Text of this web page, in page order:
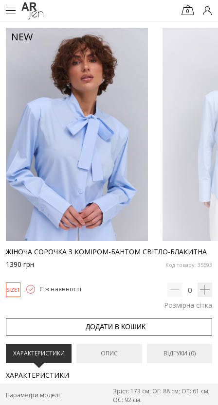
0
NEW
ЖІНОЧА СОРОЧКА З КОМІРОМ-БАНТОМ СВІТЛО-БЛАКИТНА
Код товару: 35593
1390 грн
SIZE1 Є в наявності 0
Розмірна сітка
ДОДАТИ В КОШИК
ХАРАКТЕРИСТИКИ ОПИС ВІДГУКИ (0)
ХАРАКТЕРИСТИКИ
Параметри моделі
Зріст: 173 см; ОГ: 88 см; ОТ: 61 см;
ОС: 92 см.